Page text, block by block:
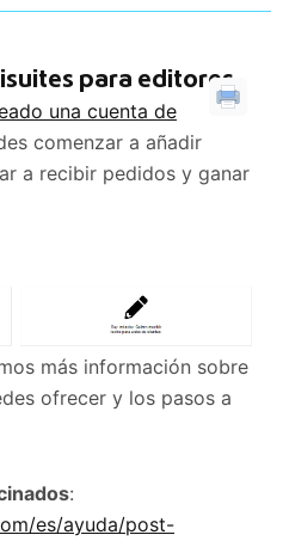
para editores
una cuenta de
comenzar a añadir
a recibir pedidos y ganar
más información sobre
ofrecer y los pasos a
:
es/ayuda/post-